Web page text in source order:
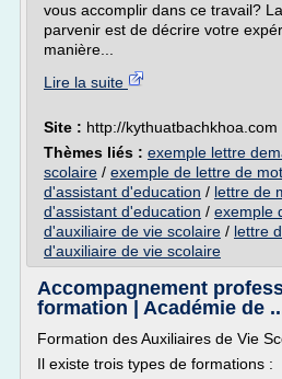
vous accomplir dans ce travail?
parvenir est de décrire votre
manière...
Lire la suite
Site : http://kythuatbachkhoa.com
Thèmes liés : exemple lettre
scolaire / exemple de lettre de
d'assistant d'education / lettre de
d'assistant d'education / exemple
d'auxiliaire de vie scolaire / lettre
d'auxiliaire de vie scolaire
Accompagnement
formation | Académie de
Formation des Auxiliaires de Vie
Il existe trois types de formations :